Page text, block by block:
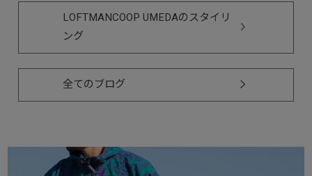
LOFTMANCOOP UMEDAのスタイリ
ング
全てのブログ